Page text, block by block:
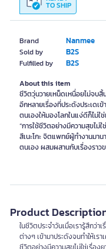
Brand Nanmee
Sold by B2S
Fulfilled by B2S
TO SHIP
About this item
ชีวิตวุ่นวายเหน็ดเหนื่อยไม่จบ
อีกหลายเรื่องที่ประดังประเดเ
ตนเองให้มองโลกในแง่ดีก็ไม่
“การใช้ชีวิตอย่างมีความสุขไม่
สึเนะโกะ จิตแพทย์ผู้ทำงานมา
ตนเอง ผสมผสานกับเรื่องรา
Product
ในชีวิตประจำวันเมื่อเรารู้สึกว่
ต่างๆ เข้ามาประดังจนทำให้เร